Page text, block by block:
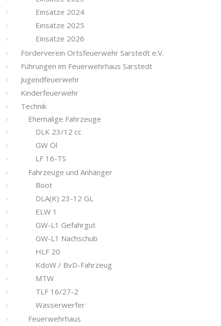
Einsätze 2024
Einsätze 2025
Einsätze 2026
Förderverein Ortsfeuerwehr Sarstedt e.V.
Führungen im Feuerwehrhaus Sarstedt
Jugendfeuerwehr
Kinderfeuerwehr
Technik
Ehemalige Fahrzeuge
DLK 23/12 cc
GW Öl
LF 16-TS
Fahrzeuge und Anhänger
Boot
DLA(K) 23-12 GL
ELW 1
GW-L1 Gefahrgut
GW-L1 Nachschub
HLF 20
KdoW / BvD-Fahrzeug
MTW
TLF 16/27-2
Wasserwerfer
Feuerwehrhaus